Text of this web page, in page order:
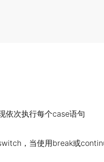
依次执行每个case语句
，当使用break或